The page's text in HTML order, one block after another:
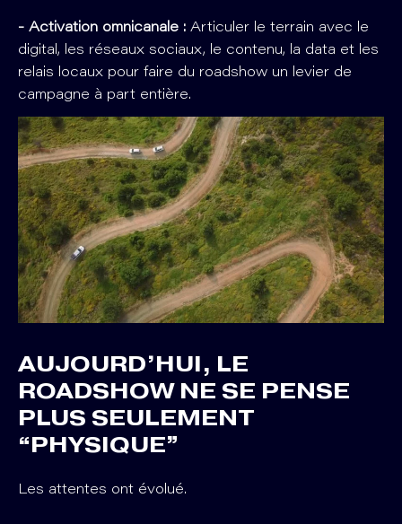
- Activation omnicanale : Articuler le terrain avec le
digital, les réseaux sociaux, le contenu, la data et les
relais locaux pour faire du roadshow un levier de
campagne à part entière.
AUJOURD’HUI, LE
ROADSHOW NE SE PENSE
PLUS SEULEMENT
“PHYSIQUE”
Les attentes ont évolué.